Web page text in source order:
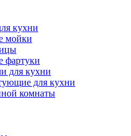
кухни
мойки
фартуки
для кухни
для кухни
комнаты